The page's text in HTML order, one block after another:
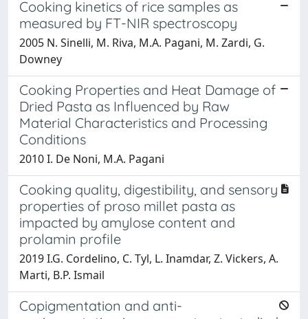
Cooking kinetics of rice samples as
measured by FT-NIR spectroscopy
2005 N. Sinelli, M. Riva, M.A. Pagani, M. Zardi, G.
Downey
Cooking Properties and Heat Damage of
Dried Pasta as Influenced by Raw
Material Characteristics and Processing
Conditions
2010 I. De Noni, M.A. Pagani
Cooking quality, digestibility, and sensory
properties of proso millet pasta as
impacted by amylose content and
prolamin profile
2019 I.G. Cordelino, C. Tyl, L. Inamdar, Z. Vickers, A.
Marti, B.P. Ismail
Copigmentation and anti-